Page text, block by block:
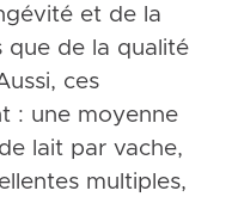
et de la
que de la qualité
ces
: une moyenne
lait par vache,
multiples,